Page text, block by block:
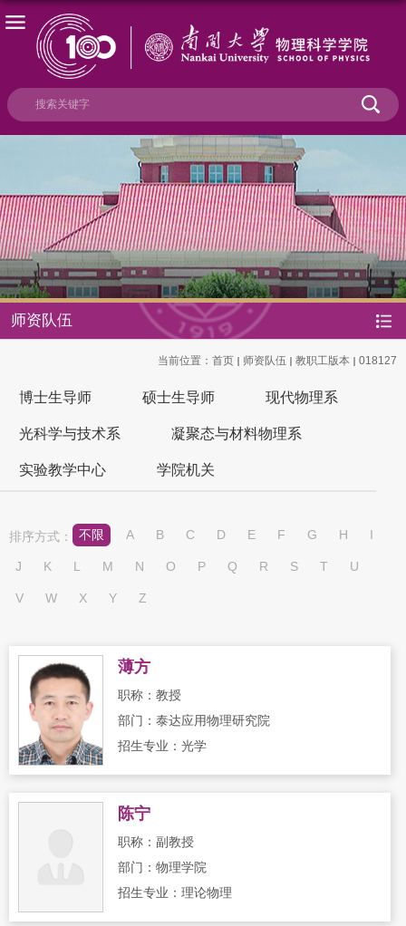
师资队伍
当前位置： 首页 师资队伍 教职工版本 018127
博士生导师 硕士生导师 现代物理系
光科学与技术系 凝聚态与材料物理系
实验教学中心 学院机关
排序方式： 不限 A B C D E F G H I
J K L M N O P Q R S T U
V W X Y Z
薄方
职称：教授
部门：泰达应用物理研究院
招生专业：光学
陈宁
职称：副教授
部门：物理学院
招生专业：理论物理